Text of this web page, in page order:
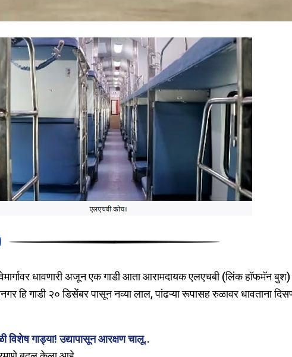
धावणारी अजून एक गाडी आता आरामदायक एलएचबी (लिंक हॉफमॅन
हि गाडी २० डिसेंबर पासून नव्या लाल, पांढऱ्या रूपासह रुळावर धावताना
विशेष गाड्या! उद्यापासून आरक्षण चालू..